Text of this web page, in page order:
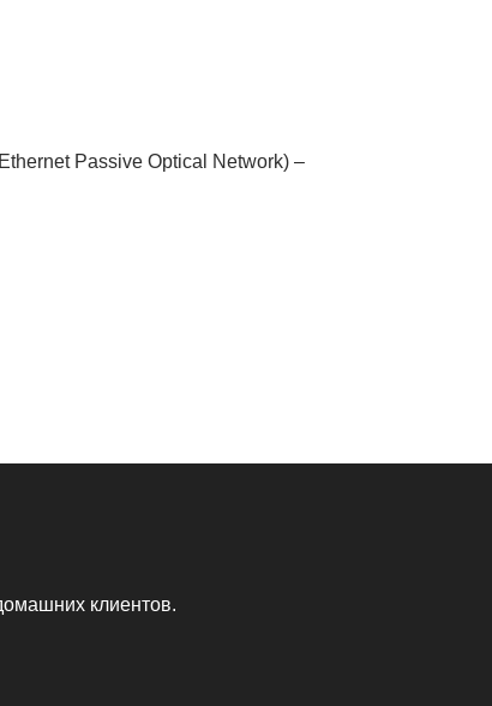
Passive Optical Network) –
клиентов.